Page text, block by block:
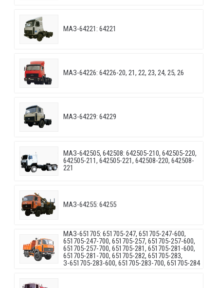
МАЗ-64221: 64221
МАЗ-64226: 64226-20, 21, 22, 23, 24, 25, 26
МАЗ-64229: 64229
МАЗ-642505, 642508: 642505-210, 642505-220,
642505-211, 642505-221, 642508-220, 642508-
221
МАЗ-64255: 64255
МАЗ-651705: 651705-247, 651705-247-600,
651705-247-700, 651705-257, 651705-257-600,
651705-257-700, 651705-281, 651705-281-600,
651705-281-700, 651705-282, 651705-283,
З-651705-283-600, 651705-283-700, 651705-284